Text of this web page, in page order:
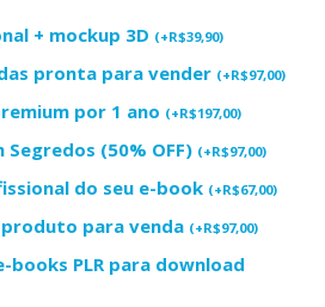
+ mockup 3D (+R$39,90)
pronta para vender (+R$97,00)
por 1 ano (+R$197,00)
Segredos (50% OFF) (+R$97,00)
do seu e-book (+R$67,00)
produto para venda (+R$97,00)
books PLR para download